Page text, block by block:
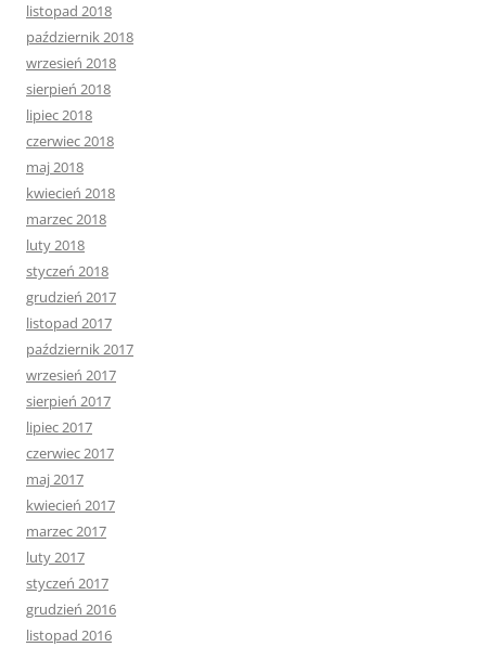
listopad 2018
październik 2018
wrzesień 2018
sierpień 2018
lipiec 2018
czerwiec 2018
maj 2018
kwiecień 2018
marzec 2018
luty 2018
styczeń 2018
grudzień 2017
listopad 2017
październik 2017
wrzesień 2017
sierpień 2017
lipiec 2017
czerwiec 2017
maj 2017
kwiecień 2017
marzec 2017
luty 2017
styczeń 2017
grudzień 2016
listopad 2016